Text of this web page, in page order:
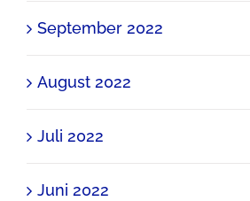
September 2022
August 2022
Juli 2022
Juni 2022